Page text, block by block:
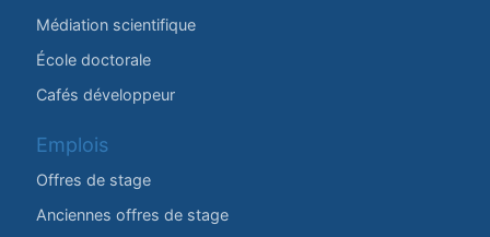
Médiation scientifique
École doctorale
Cafés développeur
Emplois
Offres de stage
Anciennes offres de stage